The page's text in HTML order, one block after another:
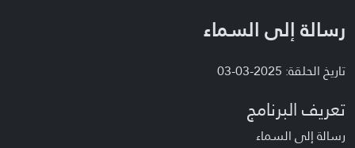
رسالة إلى السماء
تاريخ الحلقة: 2025-03-03
تعريف البرنامج
رسالة إلى السماء